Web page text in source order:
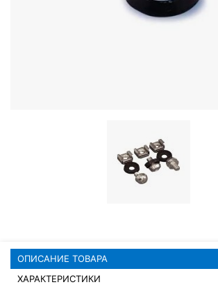
ОПИСАНИЕ ТОВАРА
ХАРАКТЕРИСТИКИ